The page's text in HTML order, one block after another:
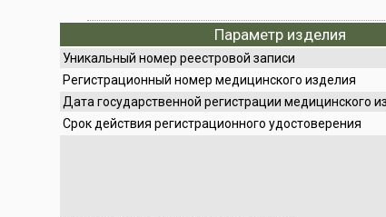
Параметр изделия
Уникальный номер реестровой записи
Регистрационный номер медицинского изделия
Дата государственной регистрации медицинского
Срок действия регистрационного удостоверения